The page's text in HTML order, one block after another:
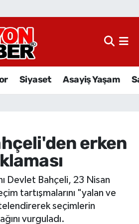
Siyaset Asayiş Yaşam
erken
Devlet Bahçeli, 23 Nisan
tartışmalarını "yalan ve
seçimlerin
vurguladı.